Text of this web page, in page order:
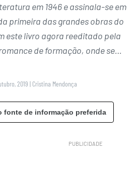
em 1946 e assinala-se em
primeira das grandes obras do
este livro agora reeditado pela
de formação, onde se…
2019 | Cristina Mendonça
fonte de informação preferida